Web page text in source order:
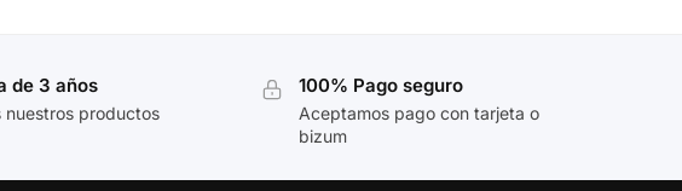
de 3 años
nuestros productos
100% Pago seguro
Aceptamos pago con tarjeta o
bizum